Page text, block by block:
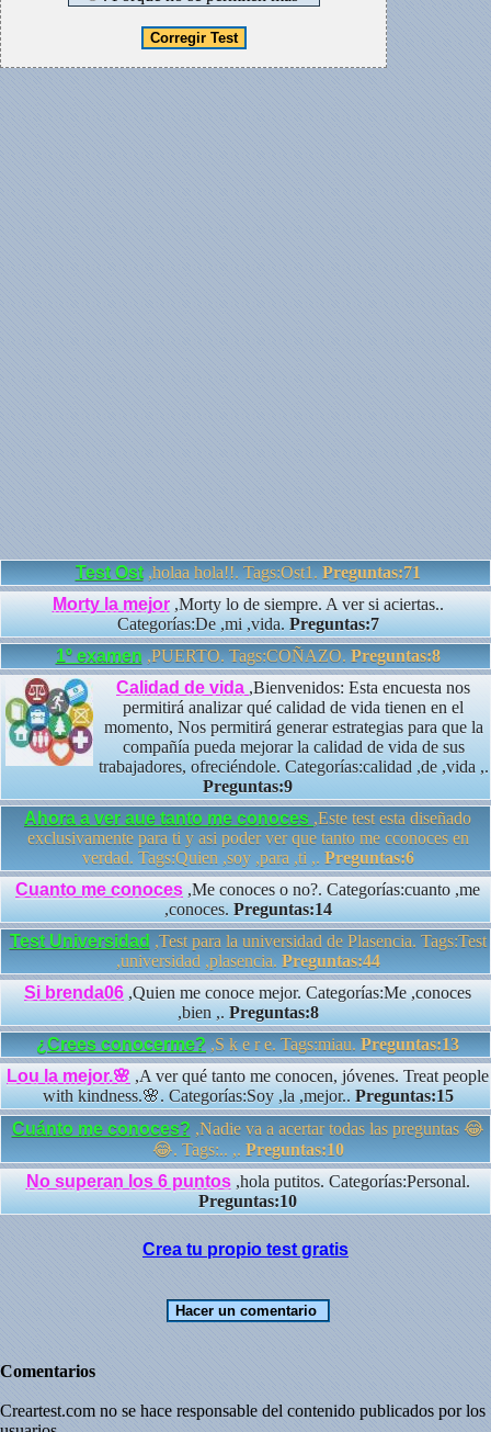
Test Ost,holaa hola!!. Tags:Ost1. Preguntas:71
Morty la mejor,Morty lo de siempre. A ver si aciertas..
Categorías:De ,mi ,vida. Preguntas:7
1º examen ,PUERTO. Tags:COÑAZO. Preguntas:8
Calidad de vida ,Bienvenidos: Esta encuesta nos
permitirá analizar qué calidad de vida tienen en el
momento, Nos permitirá generar estrategias para que la
compañía pueda mejorar la calidad de vida de sus
trabajadores, ofreciéndole. Categorías:calidad ,de ,vida ,.
Preguntas:9
Ahora a ver aue tanto me conoces ,Este test esta diseñado
exclusivamente para ti y asi poder ver que tanto me cconoces en
verdad. Tags:Quien ,soy ,para ,ti ,. Preguntas:6
Cuanto me conoces ,Me conoces o no?. Categorías:cuanto ,me
,conoces. Preguntas:14
Test Universidad ,Test para la universidad de Plasencia. Tags:Test
,universidad ,plasencia. Preguntas:44
Si brenda06 ,Quien me conoce mejor. Categorías:Me ,conoces
,bien ,.Preguntas:8
¿Crees conocerme? ,S k e r e. Tags:miau. Preguntas:13
Lou la mejor.🌸 ,A ver qué tanto me conocen, jóvenes. Treat people
with kindness.🌸. Categorías:Soy ,la ,mejor.. Preguntas:15
Cuánto me conoces? ,Nadie va a acertar todas las preguntas 😂
😂. Tags:.. ,. Preguntas:10
No superan los 6 puntos,hola putitos. Categorías:Personal.
Preguntas:10
Crea tu propio test gratis
Comentarios
Creartest.com no se hace responsable del contenido publicados por los